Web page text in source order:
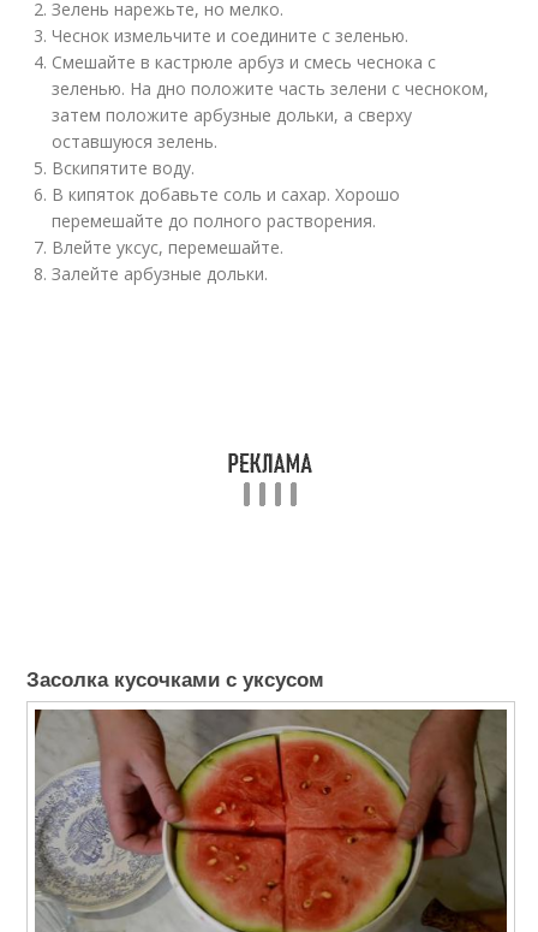
Зелень нарежьте, но мелко.
Чеснок измельчите и соедините с зеленью.
Смешайте в кастрюле арбуз и смесь чеснока с
зеленью. На дно положите часть зелени с чесноком,
затем положите арбузные дольки, а сверху
оставшуюся зелень.
Вскипятите воду.
В кипяток добавьте соль и сахар. Хорошо
перемешайте до полного растворения.
Влейте уксус, перемешайте.
Залейте арбузные дольки.
Засолка кусочками с уксусом